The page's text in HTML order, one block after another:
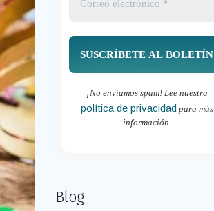
¡No enviamos spam! Lee nuestra
política de privacidad para más
información.
Blog